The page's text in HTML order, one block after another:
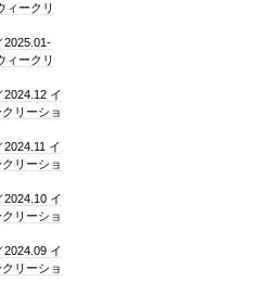
ィークリ
2025.01-
ィークリ
イ
リーショ
イ
リーショ
イ
リーショ
イ
リーショ